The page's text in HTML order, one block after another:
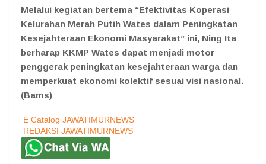
Melalui kegiatan bertema “Efektivitas Koperasi
Kelurahan Merah Putih Wates dalam Peningkatan
Kesejahteraan Ekonomi Masyarakat” ini, Ning Ita
berharap KKMP Wates dapat menjadi motor
penggerak peningkatan kesejahteraan warga dan
memperkuat ekonomi kolektif sesuai visi nasional.
(Bams)
E Catalog JAWATIMURNEWS
REDAKSI JAWATIMURNEWS